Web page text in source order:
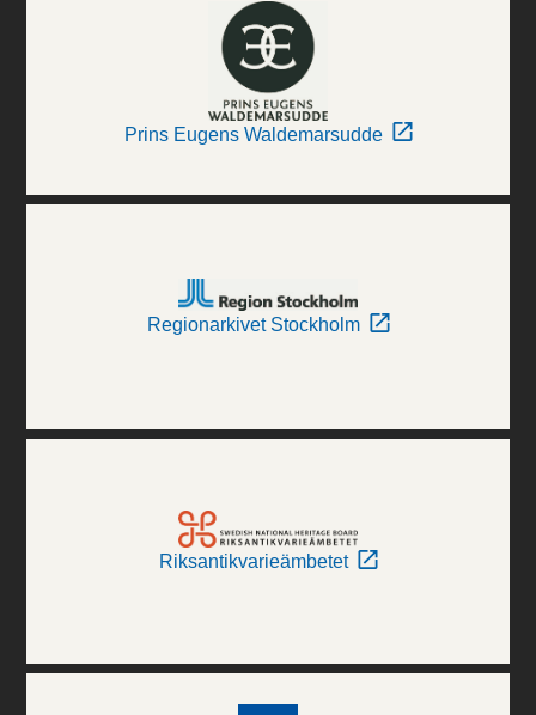
Prins Eugens Waldemarsudde
Regionarkivet Stockholm
Riksantikvarieämbetet